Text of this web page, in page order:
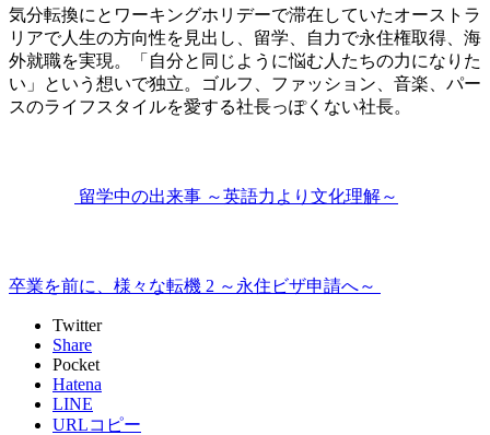
気分転換にとワーキングホリデーで滞在していたオーストラ
リアで人生の方向性を見出し、留学、自力で永住権取得、海
外就職を実現。「自分と同じように悩む人たちの力になりた
い」という想いで独立。ゴルフ、ファッション、音楽、パー
スのライフスタイルを愛する社長っぽくない社長。
留学中の出来事 ～英語力より文化理解～
卒業を前に、様々な転機 2 ～永住ビザ申請へ～
Twitter
Share
Pocket
Hatena
LINE
URLコピー